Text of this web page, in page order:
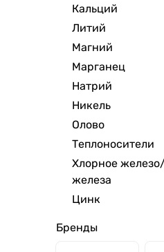
Кальций
Литий
Магний
Марганец
Натрий
Никель
Олово
Теплоносители
Хлорное
железа
Цинк
Бренды